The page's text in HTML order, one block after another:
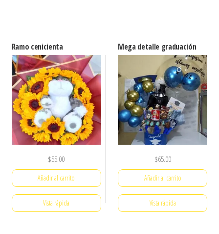
Ramo cenicienta
$55.00
Añadir al carrito
Vista rápida
Mega detalle graduación
$65.00
Añadir al carrito
Vista rápida